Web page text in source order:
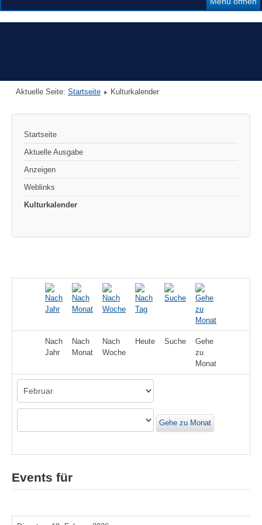
Aktuelle Seite: Startseite Kulturkalender
Startseite
Aktuelle Ausgabe
Anzeigen
Weblinks
Kulturkalender
Nach
Jahr
Nach
Monat
Nach
Woche
Heute Suche
Gehe
zu
Monat
Gehe zu Monat
Events für